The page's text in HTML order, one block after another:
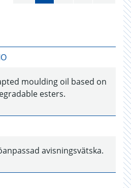
moulding oil based on
esters.
avisningsvätska.